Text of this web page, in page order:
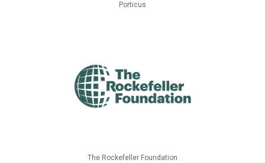
Porticus
The Rockefeller Foundation